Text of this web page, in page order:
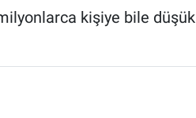
kişiye bile düşük